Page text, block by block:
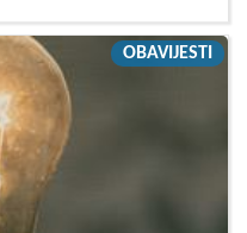
OBAVIJESTI